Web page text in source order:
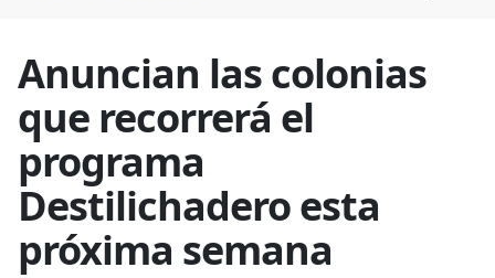
Anuncian las colonias
que recorrerá el
programa
Destilichadero esta
próxima semana